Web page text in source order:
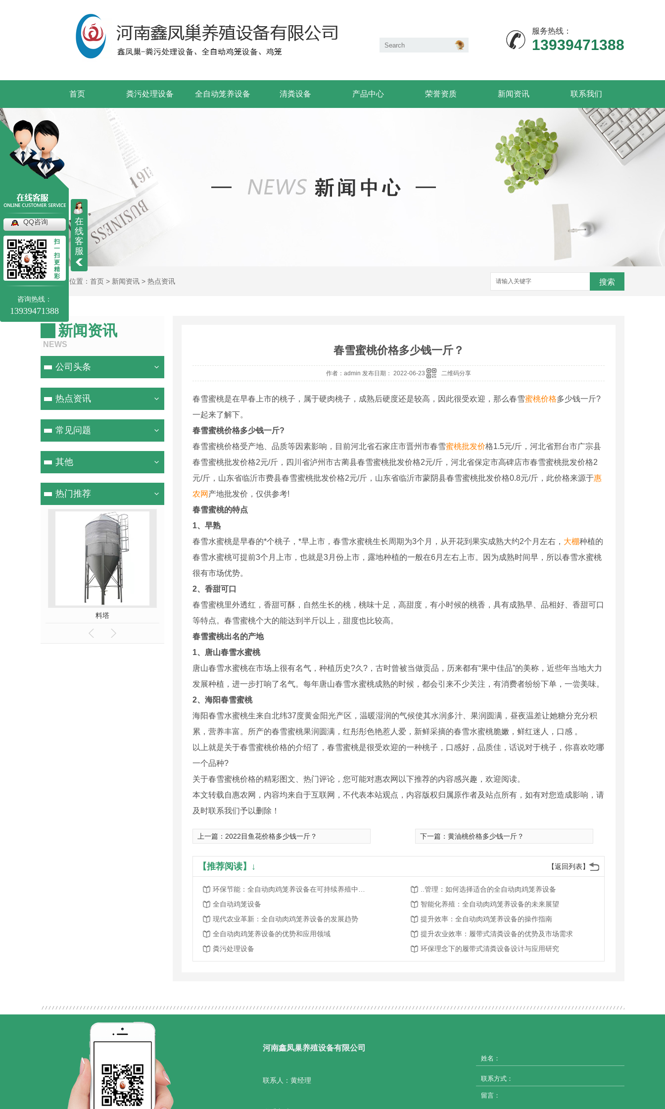
服务热线：
13939471388
首页 粪污处理设备 全自动笼养设备 清粪设备 产品中心 荣誉资质 新闻资讯 联系我们
当前位置： 首页 > 新闻资讯 > 热点资讯 搜索
新闻资讯
NEWS
公司头条
热点资讯
常见问题
其他
热门推荐
料塔 层叠式捡蛋系统 环控系统
春雪蜜桃价格多少钱一斤？
作者：admin 发布日期： 2022-06-23 二维码分享
春雪蜜桃是在早春上市的桃子，属于硬肉桃子，成熟后硬度还是较高，因此很受欢迎，那么春雪蜜桃价格多少钱一斤?
一起来了解下。
春雪蜜桃价格多少钱一斤?
春雪蜜桃价格受产地、品质等因素影响，目前河北省石家庄市晋州市春雪蜜桃批发价格1.5元/斤，河北省邢台市广宗县
春雪蜜桃批发价格2元/斤，四川省泸州市古蔺县春雪蜜桃批发价格2元/斤，河北省保定市高碑店市春雪蜜桃批发价格2
元/斤，山东省临沂市费县春雪蜜桃批发价格2元/斤，山东省临沂市蒙阴县春雪蜜桃批发价格0.8元/斤，此价格来源于惠
农网 产地批发价，仅供参考!
春雪蜜桃的特点
1、早熟
春雪水蜜桃是早春的*个桃子，*早上市，春雪水蜜桃生长周期为3个月，从开花到果实成熟大约2个月左右， 大棚种植的
春雪水蜜桃可提前3个月上市，也就是3月份上市，露地种植的一般在6月左右上市。因为成熟时间早，所以春雪水蜜桃
很有市场优势。
2、香甜可口
春雪蜜桃里外透红，香甜可酥，自然生长的桃，桃味十足，高甜度，有小时候的桃香，具有成熟早、品相好、香甜可口
等特点。春雪蜜桃个大的能达到半斤以上，甜度也比较高。
春雪蜜桃出名的产地
1、唐山春雪水蜜桃
唐山春雪水蜜桃在市场上很有名气，种植历史?久?，古时曾被当做贡品，历来都有“果中佳品”的美称，近些年当地大力
发展种植，进一步打响了名气。每年唐山春雪水蜜桃成熟的时候，都会引来不少关注，有消费者纷纷下单，一尝美味。
2、海阳春雪蜜桃
海阳春雪水蜜桃生来自北纬37度黄金阳光产区，温暖湿润的气候使其水润多汁、果润圆满，昼夜温差让她糖分充分积
累，营养丰富。所产的春雪蜜桃果润圆满，红彤彤色艳惹人爱，新鲜采摘的春雪水蜜桃脆嫩，鲜红迷人，口感 。
以上就是关于春雪蜜桃价格的介绍了，春雪蜜桃是很受欢迎的一种桃子，口感好，品质佳，话说对于桃子，你喜欢吃哪
一个品种?
关于春雪蜜桃价格的精彩图文、热门评论，您可能对惠农网以下推荐的内容感兴趣，欢迎阅读。
本文转载自惠农网，内容均来自于互联网，不代表本站观点，内容版权归属原作者及站点所有，如有对您造成影响，请
及时联系我们予以删除！
上一篇： 2022目鱼花价格多少钱一斤？ 下一篇： 黄油桃价格多少钱一斤？
【返回列表】
【推荐阅读】↓
..管理：如何选择适合的全自动肉鸡笼养设备
全自动鸡笼设备
智能化养殖：全自动肉鸡笼养设备的未来展望
现代农业革新：全自动肉鸡笼养设备的发展趋势
提升效率：全自动肉鸡笼养设备的操作指南
全自动肉鸡笼养设备的优势和应用领域
提升农业效率：履带式清粪设备的优势及市场需求
粪污处理设备
环保理念下的履带式清粪设备设计与应用研究
河南鑫凤巢养殖设备有限公司
联系人：黄经理
在
线
客
服
QQ咨询
扫
一
扫
更
精
彩
咨询热线：
13939471388